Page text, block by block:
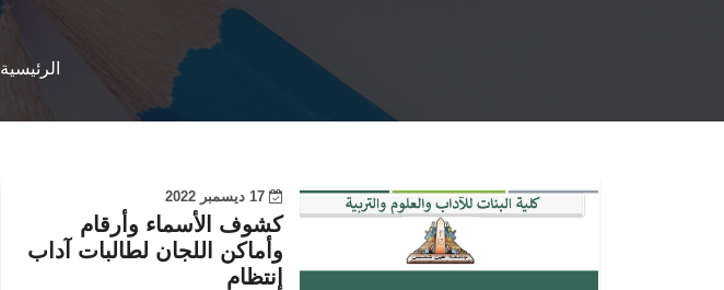
الرئيسية
17 ديسمبر 2022
كشوف الأسماء وأرقام
وأماكن اللجان لطالبات آداب
إنتظام